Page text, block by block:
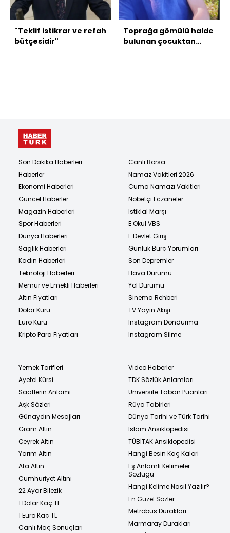
"Teklif istikrar ve refah
bütçesidir"
Toprağa gömülü halde
bulunan çocuktan
Son Dakika Haberleri
Haberler
Ekonomi Haberleri
Güncel Haberler
Magazin Haberleri
Spor Haberleri
Dünya Haberleri
Sağlık Haberleri
Kadın Haberleri
Teknoloji Haberleri
Memur ve Emekli Haberleri
Altın Fiyatları
Dolar Kuru
Euro Kuru
Kripto Para Fiyatları
Canlı Borsa
Namaz Vakitleri 2026
Cuma Namazı Vakitleri
Nöbetçi Eczaneler
İstiklal Marşı
E Okul VBS
E Devlet Giriş
Günlük Burç Yorumları
Son Depremler
Hava Durumu
Yol Durumu
Sinema Rehberi
TV Yayın Akışı
Instagram Dondurma
Instagram Silme
Yemek Tarifleri
Ayetel Kürsi
Saatlerin Anlamı
Aşk Sözleri
Günaydın Mesajları
Gram Altın
Çeyrek Altın
Yarım Altın
Ata Altın
Cumhuriyet Altını
22 Ayar Bilezik
1 Dolar Kaç TL
1 Euro Kaç TL
Canlı Maç Sonuçları
Video Haberler
TDK Sözlük Anlamları
Üniversite Taban Puanları
Rüya Tabirleri
Dünya Tarihi ve Türk Tarihi
İslam Ansiklopedisi
TÜBİTAK Ansiklopedisi
Hangi Besin Kaç Kalori
Eş Anlamlı Kelimeler
Sözlüğü
Hangi Kelime Nasıl Yazılır?
En Güzel Sözler
Metrobüs Durakları
Marmaray Durakları